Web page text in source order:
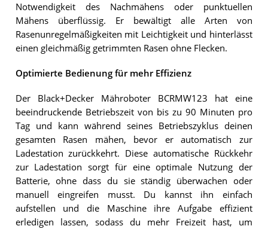
Notwendigkeit des Nachmähens oder punktuellen
Mähens überflüssig. Er bewältigt alle Arten von
Rasenunregelmäßigkeiten mit Leichtigkeit und hinterlässt
einen gleichmäßig getrimmten Rasen ohne Flecken.
Optimierte Bedienung für mehr Effizienz
Der Black+Decker Mähroboter BCRMW123 hat eine
beeindruckende Betriebszeit von bis zu 90 Minuten pro
Tag und kann während seines Betriebszyklus deinen
gesamten Rasen mähen, bevor er automatisch zur
Ladestation zurückkehrt. Diese automatische Rückkehr
zur Ladestation sorgt für eine optimale Nutzung der
Batterie, ohne dass du sie ständig überwachen oder
manuell eingreifen musst. Du kannst ihn einfach
aufstellen und die Maschine ihre Aufgabe effizient
erledigen lassen, sodass du mehr Freizeit hast, um